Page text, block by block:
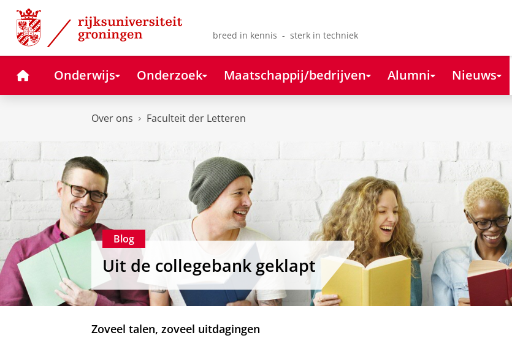
Skip
Content
Skip
Navigation
breed in kennis - sterk in techniek
HomeOnderwijs Onderzoek Maatschappij/bedrijven Alumni Nieuws
Over ons Faculteit der Letteren
Blog
Uit de collegebank geklapt
Zoveel talen, zoveel uitdagingen